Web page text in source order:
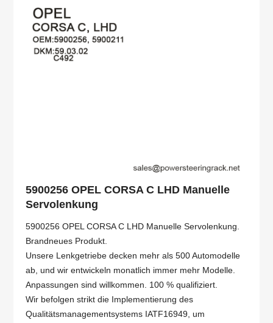
5900256 OPEL CORSA C LHD Manuelle
Servolenkung
5900256 OPEL CORSA C LHD Manuelle Servolenkung.
Brandneues Produkt.
Unsere Lenkgetriebe decken mehr als 500 Automodelle
ab, und wir entwickeln monatlich immer mehr Modelle.
Anpassungen sind willkommen. 100 % qualifiziert.
Wir befolgen strikt die Implementierung des
Qualitätsmanagementsystems IATF16949, um